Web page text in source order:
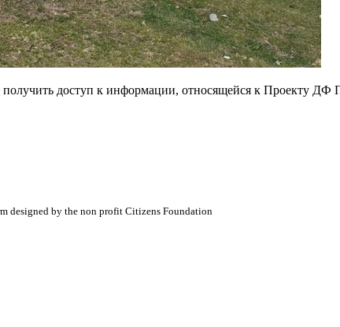
доступ к информации, относящейся к Проекту
designed by the non profit Citizens Foundation